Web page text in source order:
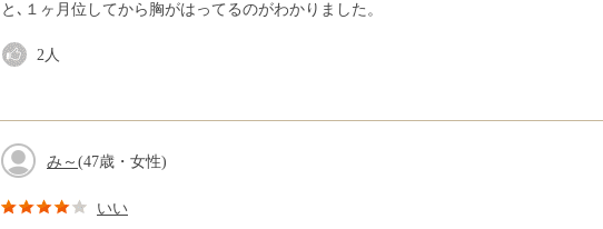
と､１ヶ月位してから胸がはってるのがわかりました。
2人
み～ (47歳・女性)
いい